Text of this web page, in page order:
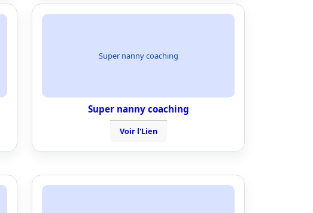
Super nanny coaching
Super nanny coaching
Voir l'Lien